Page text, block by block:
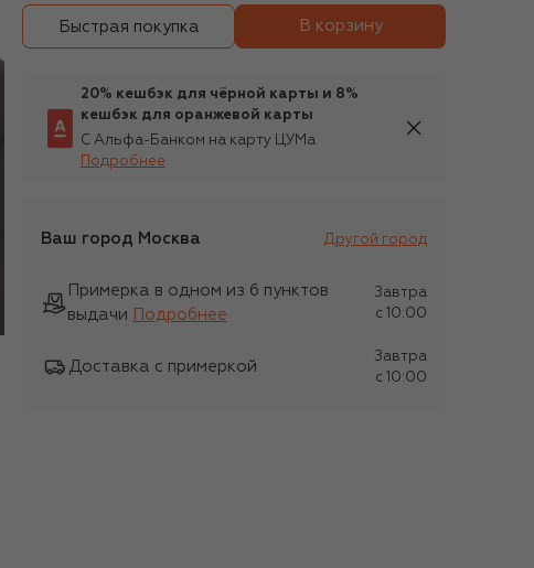
Быстрая покупка В корзину
20% кешбэк для чёрной карты и 8%
кешбэк для оранжевой карты
С Альфа-Банком на карту ЦУМа
Подробнее
Ваш город Москва Другой город
Примерка в одном из 6 пунктов
выдачи
Подробнее
Завтра
c 10:00
Доставка с примеркой
Завтра
c 10:00